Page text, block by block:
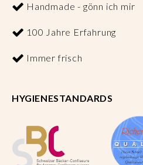
Handmade - gönn ich mir
100 Jahre Erfahrung
Immer frisch
HYGIENESTANDARDS